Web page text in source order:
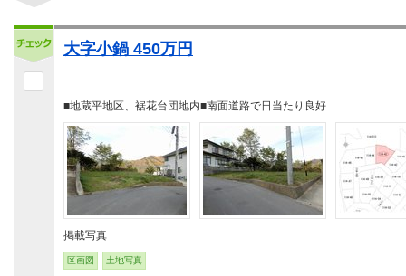
大字小鍋 450万円
■地蔵平地区、裾花台団地内■南面道路で日当たり良好
掲載写真
区画図 土地写真